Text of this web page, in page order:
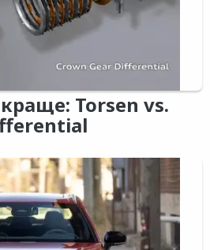
Torsen vs.